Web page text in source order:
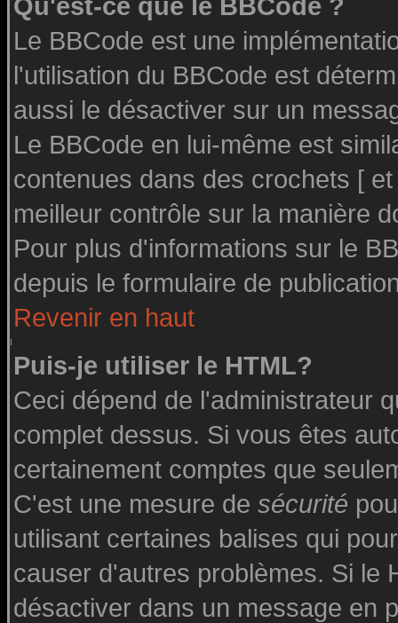
Qu'est-ce que le BBCode ?
Le BBCode est une
l'utilisation du BBCode est
aussi le désactiver sur un
Le BBCode en lui-même est
contenues dans des crochets [
meilleur contrôle sur la manière
Pour plus d'informations sur le
depuis le formulaire de
Revenir en haut
Puis-je utiliser le HTML?
Ceci dépend de l'administrateur
complet dessus. Si vous êtes
certainement comptes que
C'est une mesure de sécurité
utilisant certaines balises qui
causer d'autres problèmes. Si le
désactiver dans un message en